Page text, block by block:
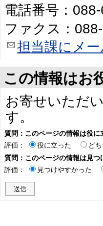
電話番号：
ファクス：
担当課にメ
この情報はお
お寄せいただ
す。
質問：このページの情報は役に
評価：
役に立った ど
質問：このページの情報は見つ
評価：
見つけやすかった